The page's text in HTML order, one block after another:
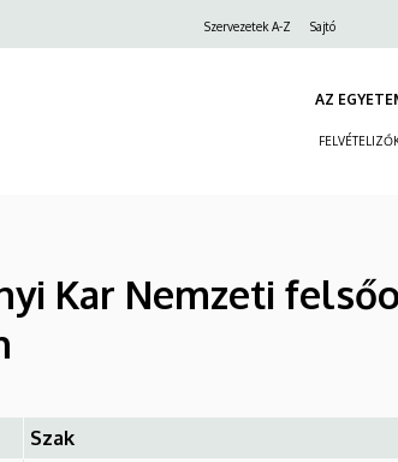
Szervezetek A-Z Sajtó
AZ
Kar Nemzeti
Szak